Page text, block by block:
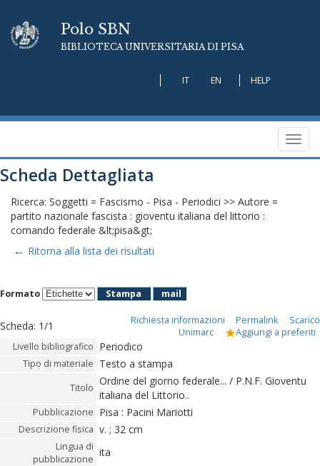
Polo SBN
BIBLIOTECA UNIVERSITARIA DI PISA
IT EN HELP
Scheda Dettagliata
Ricerca: Soggetti = Fascismo - Pisa - Periodici >> Autore =
partito nazionale fascista : gioventu italiana del littorio :
comando federale &lt;pisa&gt;
← Ritorna alla lista dei risultati
Formato Stampa mail
Scheda: 1/1 Richiesta informazioni Permalink
Scarico
Unimarc
Aggiungi a preferiti
Livello bibliografico Periodico
Tipo di materiale Testo a stampa
Titolo
Ordine del giorno federale... / P.N.F. Gioventu
italiana del Littorio..
Pubblicazione Pisa : Pacini Mariotti
Descrizione fisica v. ; 32 cm
Lingua di
pubblicazione
ita